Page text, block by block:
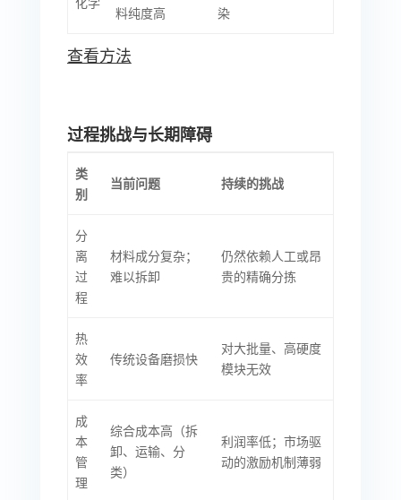
料纯度高
染
查看方法
过程挑战与长期障碍
类
别
当前问题 持续的挑战
分
离
过
程
材料成分复杂；
难以拆卸
仍然依赖人工或昂
贵的精确分拣
热
效
率
传统设备磨损快
对大批量、高硬度
模块无效
成
本
管
理
综合成本高（拆
卸、运输、分
类）
利润率低；市场驱
动的激励机制薄弱